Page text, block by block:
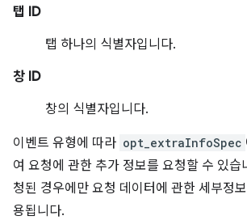
탭 ID
탭 하나의 식별자입니다.
창 ID
창의 식별자입니다.
이벤트 유형에 따라 opt_extraInfoSpec
여 요청에 관한 추가 정보를 요청할 수 있습
청된 경우에만 요청 데이터에 관한 세부정
용됩니다.